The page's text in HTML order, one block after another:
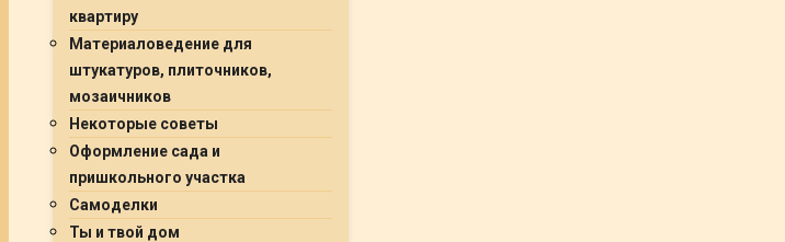
квартиру
Материаловедение для
штукатуров, плиточников,
мозаичников
Некоторые советы
Оформление сада и
пришкольного участка
Самоделки
Ты и твой дом